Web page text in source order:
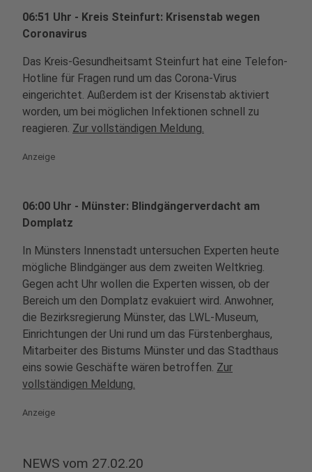
06:51 Uhr - Kreis Steinfurt: Krisenstab wegen
Coronavirus
Das Kreis-Gesundheitsamt Steinfurt hat eine Telefon-
Hotline für Fragen rund um das Corona-Virus
eingerichtet. Außerdem ist der Krisenstab aktiviert
worden, um bei möglichen Infektionen schnell zu
reagieren. Zur vollständigen Meldung.
Anzeige
06:00 Uhr - Münster: Blindgängerverdacht am
Domplatz
In Münsters Innenstadt untersuchen Experten heute
mögliche Blindgänger aus dem zweiten Weltkrieg.
Gegen acht Uhr wollen die Experten wissen, ob der
Bereich um den Domplatz evakuiert wird. Anwohner,
die Bezirksregierung Münster, das LWL-Museum,
Einrichtungen der Uni rund um das Fürstenberghaus,
Mitarbeiter des Bistums Münster und das Stadthaus
eins sowie Geschäfte wären betroffen. Zur
vollständigen Meldung.
Anzeige
NEWS vom 27.02.20